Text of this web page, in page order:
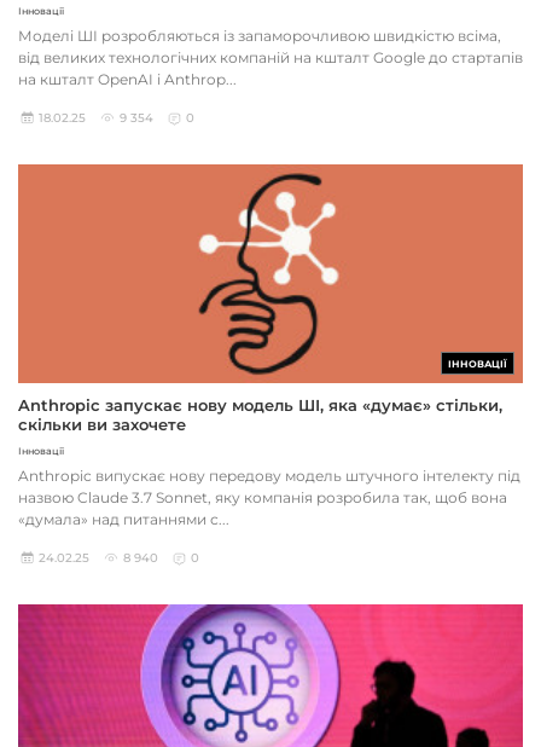
Інновації
Моделі ШІ розробляються із запаморочливою швидкістю всіма,
від великих технологічних компаній на кшталт Google до стартапів
на кшталт OpenAI і Anthrop...
18.02.25 9 354 0
ІННОВАЦІЇ
Anthropic запускає нову модель ШІ, яка «думає» стільки,
скільки ви захочете
Інновації
Anthropic випускає нову передову модель штучного інтелекту під
назвою Claude 3.7 Sonnet, яку компанія розробила так, щоб вона
«думала» над питаннями с...
24.02.25 8 940 0